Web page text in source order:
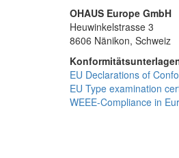
OHAUS Europe GmbH
Heuwinkelstrasse 3
8606 Nänikon, Schweiz
EU Declarations of
EU Type examination
WEEE-Compliance in